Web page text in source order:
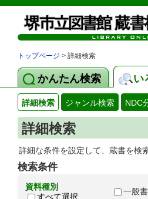
トップページ > 詳細検索
かんたん検索 い
詳細検索 ジャンル検索 NDC
詳細検索
詳細な条件を設定して、蔵書を検
検索条件
資料種別
すべて選択
一般書